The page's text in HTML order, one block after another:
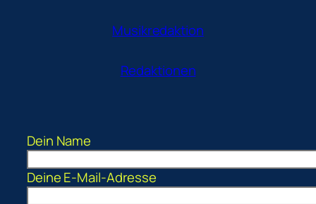
Musikredaktion
Redaktionen
Dein Name
Deine E-Mail-Adresse